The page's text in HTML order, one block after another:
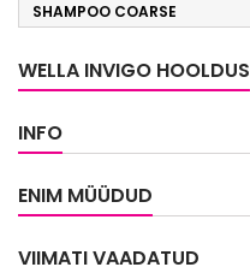
SHAMPOO COARSE
WELLA INVIGO HOOLDUS
INFO
ENIM MÜÜDUD
VIIMATI VAADATUD